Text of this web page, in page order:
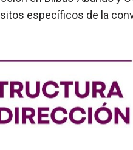
específicos de la